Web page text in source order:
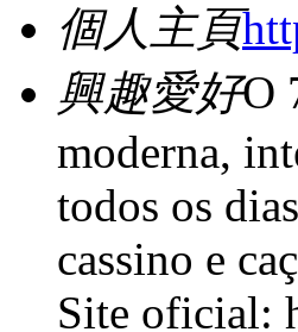
個人主頁
興趣愛好O
moderna,
todos os
cassino e
Site oficial: